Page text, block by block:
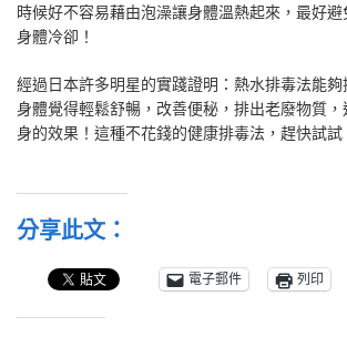
時候好不容易藉由泡澡讓身體溫熱起來，最好
身體冷卻！
經過日本許多明星的實踐證明：熱水排毒法能
身體覺得輕鬆舒暢，改善便秘，排出老廢物質
身的效果！這種不花錢的健康排毒法，趕快試試
分享此文：
電子郵件 列印